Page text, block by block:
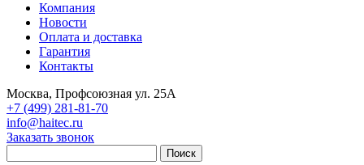
Компания
Новости
Оплата и доставка
Гарантия
Контакты
Москва, Профсоюзная ул. 25А
+7 (499) 281-81-70
info@haitec.ru
Заказать звонок
Поиск